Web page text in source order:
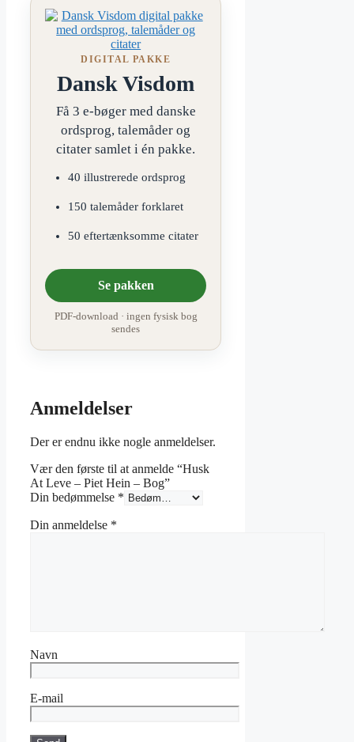
DIGITAL PAKKE
Dansk Visdom
Få 3 e-bøger med danske
ordsprog, talemåder og
citater samlet i én pakke.
40 illustrerede ordsprog
150 talemåder forklaret
50 eftertænksomme citater
Se pakken
PDF-download · ingen fysisk bog
sendes
Anmeldelser
Der er endnu ikke nogle anmeldelser.
Vær den første til at anmelde “Husk
At Leve – Piet Hein – Bog”
Din bedømmelse *
Din anmeldelse *
Navn
E-mail